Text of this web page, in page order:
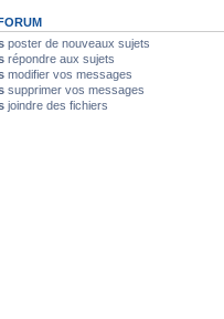
poster de nouveaux sujets
répondre aux sujets
modifier vos messages
supprimer vos messages
joindre des fichiers